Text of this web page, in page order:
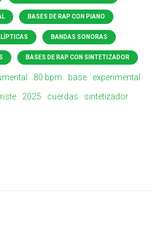
BASES DE RAP CON PIANO
BANDAS SONORAS
BASES DE RAP CON SINTETIZADOR
80 bpm base
experimental
2025 cuerdas
sintetizador